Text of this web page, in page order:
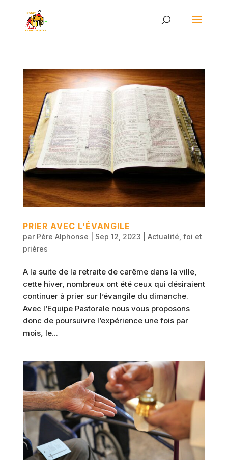
PRIER AVEC L’ÉVANGILE
par Père Alphonse Sep 12, 2023 Actualité foi et
prières
A la suite de la retraite de carême dans la ville,
cette hiver, nombreux ont été ceux qui désiraient
continuer à prier sur l’évangile du dimanche.
Avec l’Equipe Pastorale nous vous proposons
donc de poursuivre l’expérience une fois par
mois, le...